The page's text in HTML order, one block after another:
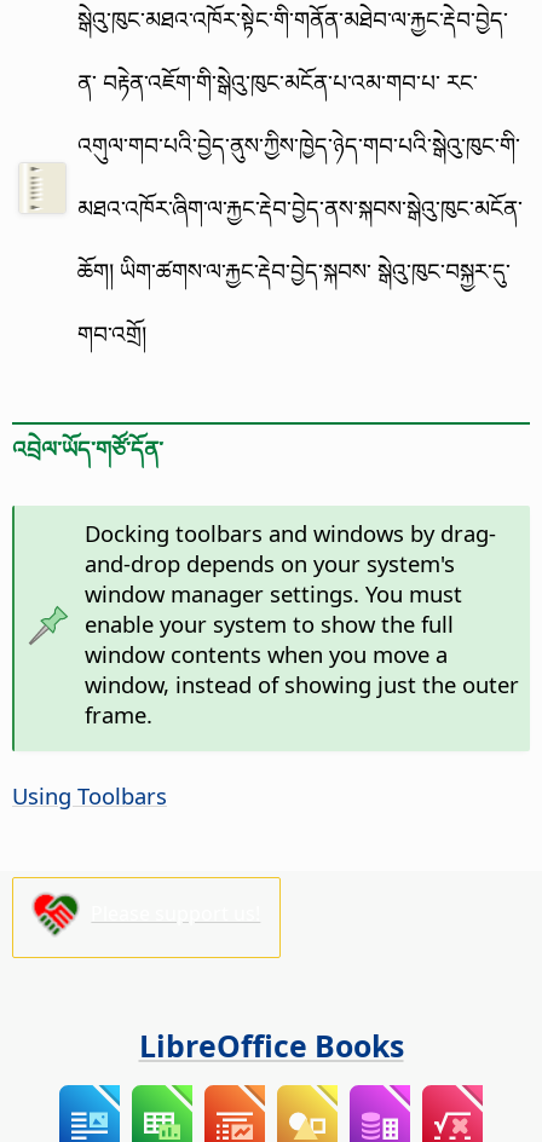
སྒེའུ་ཁུང་མཐའ་འཁོར་སྟེང་གི་གནོན་མཐེབ་ལ་རྐྱང་རྡེབ་བྱེད་
ན་ བརྟེན་འཇོག་གི་སྒེའུ་ཁུང་མངོན་པ་འམ་གབ་པ་ རང་
འགུལ་གབ་པའི་བྱེད་ནུས་ཀྱིས་ཁྱེད་ཉེད་གབ་པའི་སྒེའུ་ཁུང་གི་
མཐའ་འཁོར་ཞིག་ལ་རྐྱང་རྡེབ་བྱེད་ནས་སྐབས་སྒེའུ་ཁུང་མངོན་
ཆོག། ཡིག་ཚགས་ལ་རྐྱང་རྡེབ་བྱེད་སྐབས་ སྒེའུ་ཁུང་བསྐྱར་དུ་
གབ་འགྲོ།
འབྲེལ་ཡོད་གཙོ་དོན་
Docking toolbars and windows by drag-
and-drop depends on your system's
window manager settings. You must
enable your system to show the full
window contents when you move a
window, instead of showing just the outer
frame.
Using Toolbars
LibreOffice Books